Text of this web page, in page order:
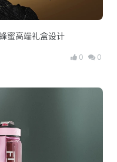
蜜高端礼盒设计
0 0